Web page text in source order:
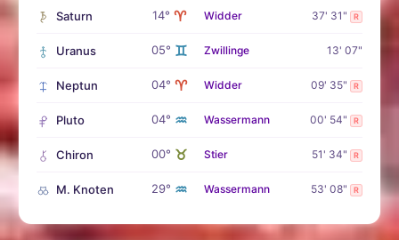
Saturn 14° ♈ Widder 37' 31" R
Uranus 05° ♊ Zwillinge 13' 07"
Neptun 04° ♈ Widder 09' 35" R
Pluto 04° ♒ Wassermann 00' 54" R
Chiron 00° ♉ Stier 51' 34" R
M. Knoten 29° ♒ Wassermann 53' 08" R